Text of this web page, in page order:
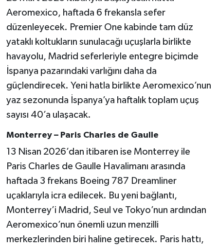
Aeromexico, haftada 6 frekansla sefer
düzenleyecek. Premier One kabinde tam düz
yataklı koltukların sunulacağı uçuşlarla birlikte
havayolu, Madrid seferleriyle entegre biçimde
İspanya pazarındaki varlığını daha da
güçlendirecek. Yeni hatla birlikte Aeromexico’nun
yaz sezonunda İspanya’ya haftalık toplam uçuş
sayısı 40’a ulaşacak.
Monterrey – Paris Charles de Gaulle
13 Nisan 2026’dan itibaren ise Monterrey ile
Paris Charles de Gaulle Havalimanı arasında
haftada 3 frekans Boeing 787 Dreamliner
uçaklarıyla icra edilecek. Bu yeni bağlantı,
Monterrey’i Madrid, Seul ve Tokyo’nun ardından
Aeromexico’nun önemli uzun menzilli
merkezlerinden biri haline getirecek. Paris hattı,